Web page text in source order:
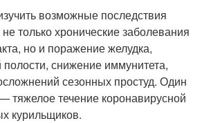
возможные последствия
только хронические заболевания
но и поражение желудка,
снижение иммунитета,
сезонных простуд. Один
тяжелое течение коронавирусной
курильщиков.